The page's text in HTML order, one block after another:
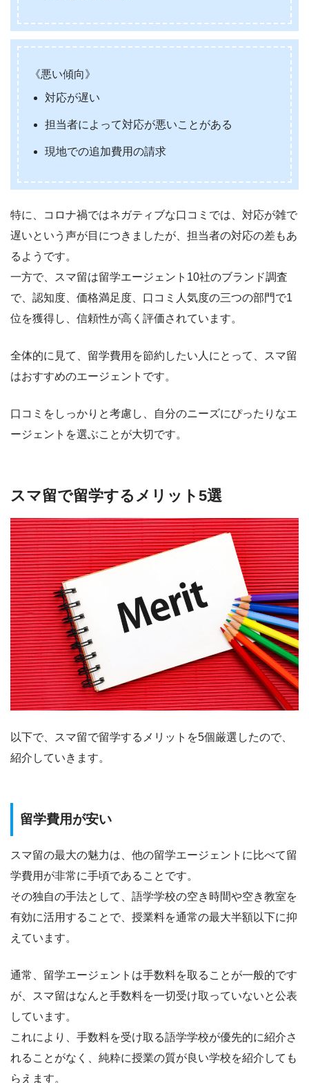
《悪い傾向》
対応が遅い
担当者によって対応が悪いことがある
現地での追加費用の請求
特に、コロナ禍ではネガティブな口コミでは、対応が雑で
遅いという声が目につきましたが、担当者の対応の差もあ
るようです。
一方で、スマ留は留学エージェント10社のブランド調査
で、認知度、価格満足度、口コミ人気度の三つの部門で1
位を獲得し、信頼性が高く評価されています。
全体的に見て、留学費用を節約したい人にとって、スマ留
はおすすめのエージェントです。
口コミをしっかりと考慮し、自分のニーズにぴったりなエ
ージェントを選ぶことが大切です。
スマ留で留学するメリット5選
以下で、スマ留で留学するメリットを5個厳選したので、
紹介していきます。
留学費用が安い
スマ留の最大の魅力は、 他の留学エージェントに比べて留
学費用が非常に手頃であることです。
その独自の手法として、語学学校の空き時間や空き教室を
有効に活用することで、授業料を通常の最大半額以下に抑
えています。
通常、留学エージェントは手数料を取ることが一般的です
が、スマ留はなんと手数料を一切受け取っていないと公表
しています。
これにより、手数料を受け取る語学学校が優先的に紹介さ
れることがなく、純粋に授業の質が良い学校を紹介しても
らえます。